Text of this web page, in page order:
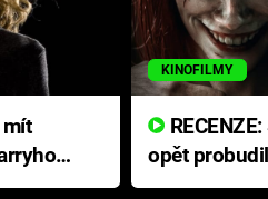
KINOFILMY
opět
přichází s